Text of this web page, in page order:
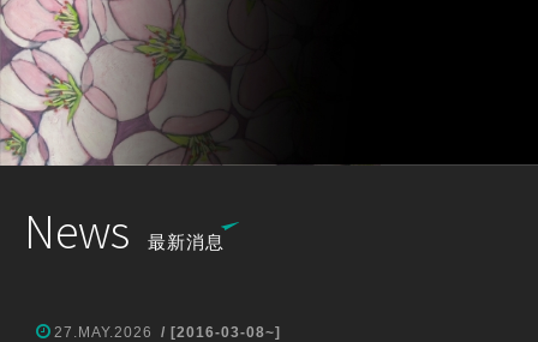
News 最新消息
27.MAY.2026 / [2016-03-08~]